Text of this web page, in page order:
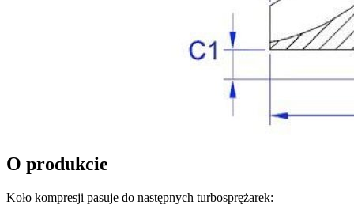
O produkcie
Koło kompresji pasuje do następnych turbosprężarek: